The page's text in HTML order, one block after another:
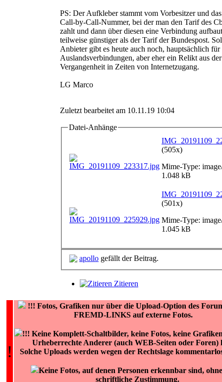
PS: Der Aufkleber stammt vom Vorbesitzer und
Call-by-Call-Nummer, bei der man den Tarif des
zahlt und dann über diesen eine Verbindung
teilweise günstiger als der Tarif der Bundespost.
Anbieter gibt es heute auch noch, hauptsächlich für
Auslandsverbindungen, aber eher ein Relikt aus der
Vergangenheit in Zeiten von Internetzugang.
LG Marco
Zuletzt bearbeitet am 10.11.19 10:04
Datei-Anhänge
(505x)
Mime-Type:
1.048 kB
(501x)
Mime-Type:
1.045 kB
apollo gefällt der Beitrag.
Zitieren
!
!!! Fotos, Grafiken nur über die Upload-Option des
FREMD-LINKS auf externe Fotos.
!!! Keine Komplett-Schaltbilder, keine Fotos, keine
Urheberrechte Anderer (auch WEB-Seiten oder Foren)
Solche Uploads werden wegen der Rechtslage
Keine Fotos, auf denen Personen erkennbar sind,
schriftliche Zustimmung.